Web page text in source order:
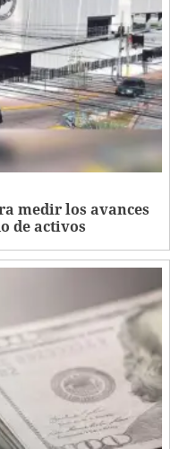
medir los avances
de activos